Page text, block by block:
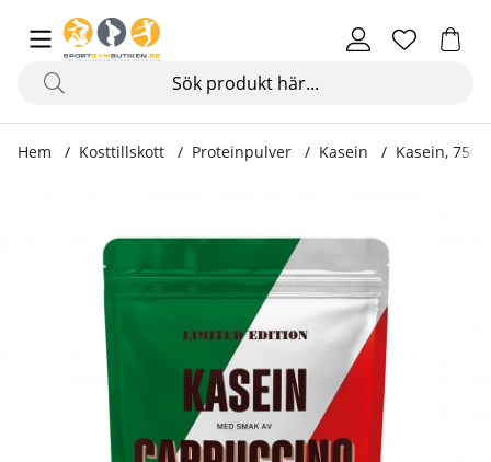
Hem Kosttillskott Proteinpulver Kasein Kasein, 750 g